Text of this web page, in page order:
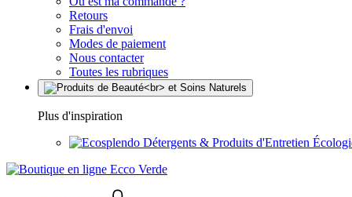
Retours
Frais d'envoi
Modes de paiement
Nous contacter
Toutes les rubriques
Plus d'inspiration
Détergents & Produits d'Entretien